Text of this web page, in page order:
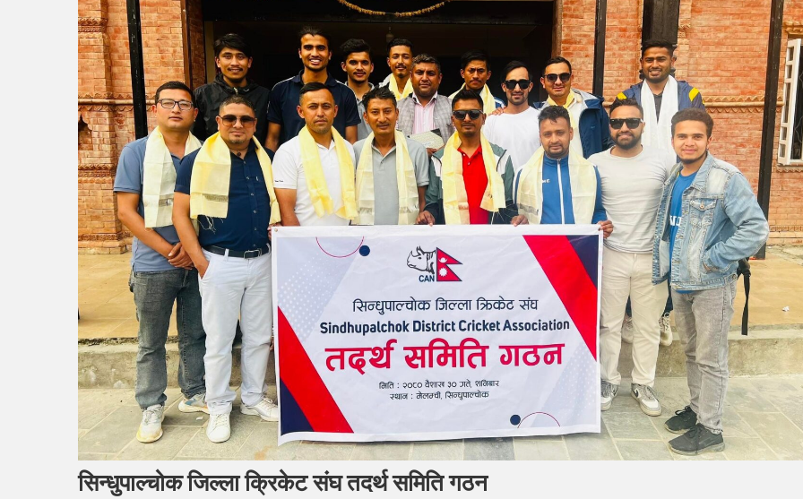
सिन्धुपाल्चोक जिल्ला क्रिकेट संघ तदर्थ समिति गठन